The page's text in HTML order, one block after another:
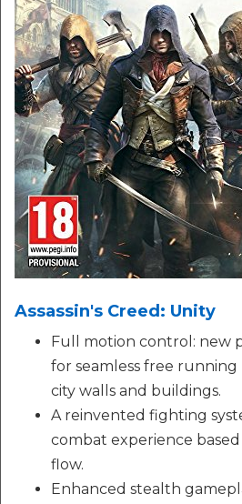
Assassin's Creed: Unity
Full motion control: new
for seamless free running
city walls and buildings.
A reinvented fighting
combat experience
flow.
Enhanced stealth